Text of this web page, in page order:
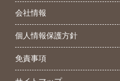
会社情報
個人情報保護方針
免責事項